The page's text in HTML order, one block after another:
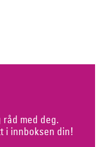
med deg.
i innboksen din!